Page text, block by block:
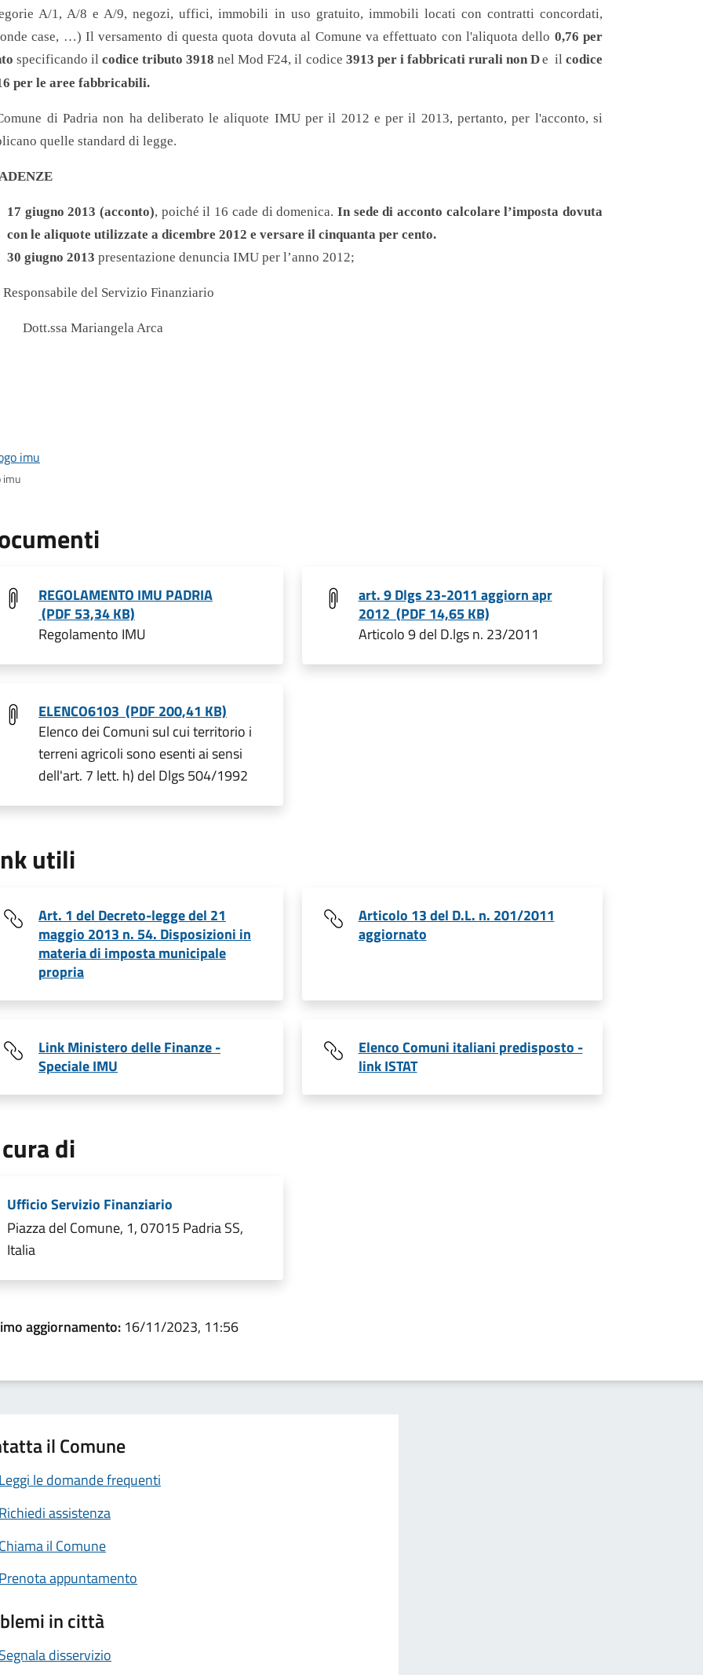
A/1, A/8 e A/9, negozi, uffici, immobili in uso gratuito, immobili locati con contratti concordati,
case, …) Il versamento di questa quota dovuta al Comune va effettuato con l'aliquota dello 0,76 per
specificando ilcodice tributo 3918nel Mod F24, il codice 3913 per i fabbricati rurali non De ilcodice
per le aree fabbricabili.
di Padria non ha deliberato le aliquote IMU per il 2012 e per il 2013, pertanto, per l'acconto, si
quelle standard di legge.
17 giugno 2013 (acconto), poiché il 16 cade di domenica. In sede di acconto calcolare l’imposta dovuta
con le aliquote utilizzate a dicembre 2012 e versare il cinquanta per cento.
30 giugno 2013 presentazione denuncia IMU per l’anno 2012;
del Servizio Finanziario
Dott.ssa Mariangela Arca
imu
REGOLAMENTO IMU PADRIA
(PDF 53,34 KB)
Regolamento IMU
art. 9 Dlgs 23-2011 aggiorn apr
2012 (PDF 14,65 KB)
Articolo 9 del D.lgs n. 23/2011
ELENCO6103 (PDF 200,41 KB)
Elenco dei Comuni sul cui territorio i
terreni agricoli sono esenti ai sensi
dell'art. 7 lett. h) del Dlgs 504/1992
utili
Art. 1 del Decreto-legge del 21
maggio 2013 n. 54. Disposizioni in
materia di imposta municipale
propria
Articolo 13 del D.L. n. 201/2011
aggiornato
Link Ministero delle Finanze -
Speciale IMU
Elenco Comuni italiani predisposto -
link ISTAT
di
Ufficio Servizio Finanziario
Piazza del Comune, 1, 07015 Padria SS,
Italia
aggiornamento: 16/11/2023, 11:56
il Comune
le domande frequenti
assistenza
il Comune
appuntamento
in città
disservizio